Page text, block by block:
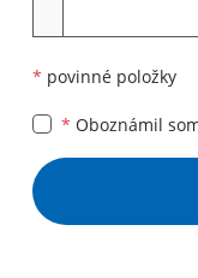
* povinné položky
* Oboznámil
Google reCaptcha